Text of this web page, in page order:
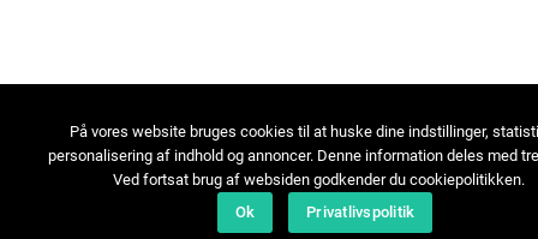
På vores website bruges cookies til at huske dine indstillinger,
personalisering af indhold og annoncer. Denne information deles med
Ved fortsat brug af websiden godkender du cookiepolitikken.
Ok
Privatlivspolitik